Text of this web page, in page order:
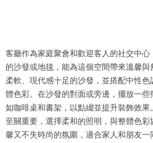
客廳作為家庭聚會和歡迎客人的社交中心
的沙發或地毯，能為這個空間帶來溫馨與
柔軟、現代感十足的沙發，並搭配中性色
體色彩。在沙發的對面或旁邊，擺放一些
如咖啡桌和書架，以點綴並提升裝飾效果
至關重要，選擇柔和的照明，與整體色彩
馨又不失時尚的氛圍，適合家人和朋友一